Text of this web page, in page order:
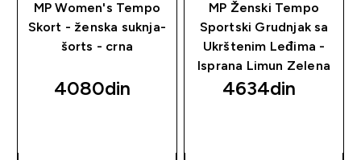
MP Women's Tempo
Skort - ženska suknja-
šorts - crna
4080din‎
MP Ženski Tempo
Sportski Grudnjak sa
Ukrštenim Leđima -
Isprana Limun Zelena
4634din‎